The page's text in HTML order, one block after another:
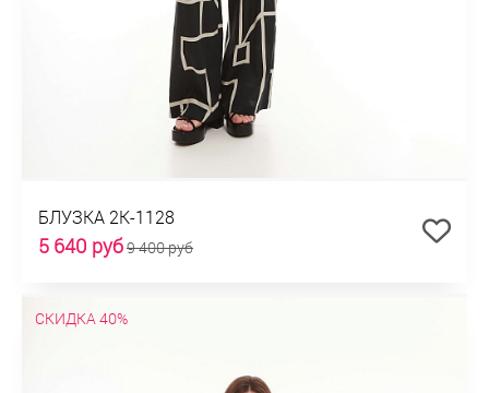
БЛУЗКА 2К-1128
5 640 руб9 400 руб
СКИДКА 40%